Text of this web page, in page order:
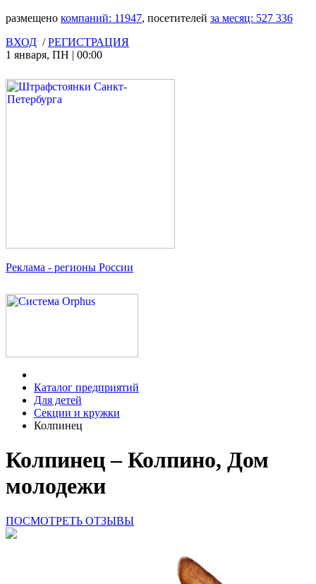
размещено компаний: 11947, посетителей за месяц: 527 336
ВХОД /РЕГИСТРАЦИЯ
1 января, ПН | 00:00
Реклама - регионы России
Каталог предприятий
Для детей
Секции и кружки
Колпинец
Колпинец – Колпино, Дом
молодежи
ПОСМОТРЕТЬ ОТЗЫВЫ